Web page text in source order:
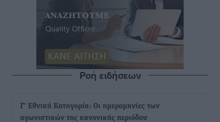
Ροή ειδήσεων
Γ’ Εθνική Κατηγορία: Οι ημερομηνίες των
αγωνιστικών της κανονικής περιόδου